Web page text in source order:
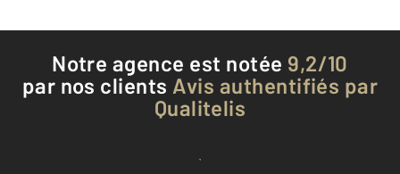
Notre agence est notée 9,2/10
par nos clients Avis authentifiés par
Qualitelis
Voir tous les avis clients